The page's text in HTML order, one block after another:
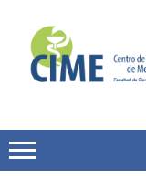
content